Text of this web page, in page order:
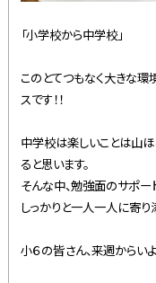
「小学校から中学校」
このとてつもなく大きな
スです！！
中学校は楽しいことは山ほ
ると思います。
そんな中、勉強面のサポー
しっかりと一人一人に寄り
小６の皆さん、来週からい